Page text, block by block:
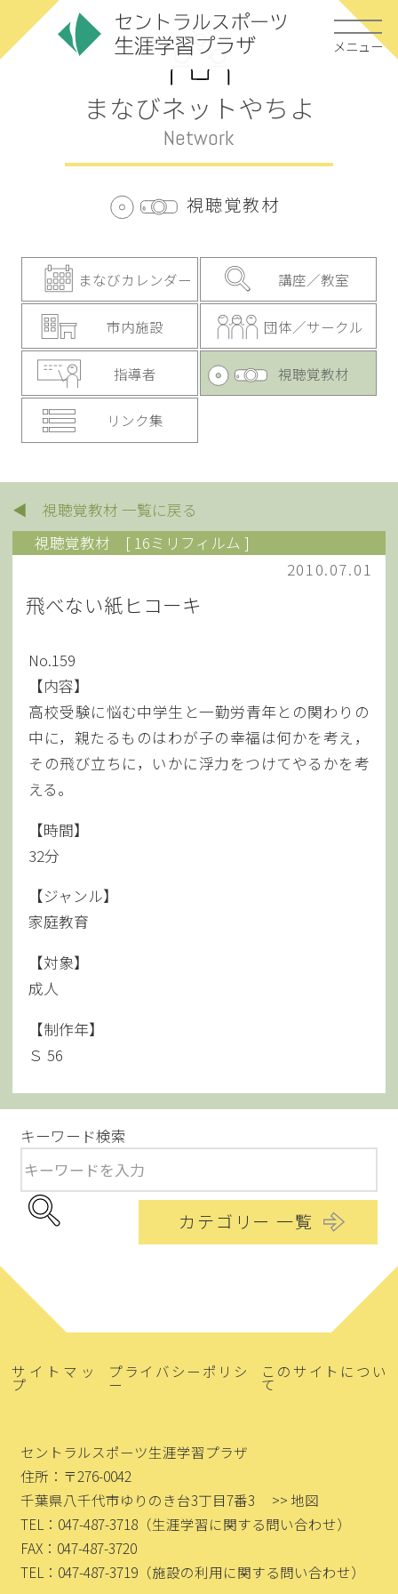
メニュー
まなびネットやちよ
Network
視聴覚教材
まなびカレンダー 講座／教室
市内施設 団体／サークル
指導者 視聴覚教材
リンク集
◀ 視聴覚教材 一覧に戻る
視聴覚教材
[ 16ミリフィルム ]
2010.07.01
飛べない紙ヒコーキ
No.159
【内容】
高校受験に悩む中学生と一勤労青年との関わりの
中に，親たるものはわが子の幸福は何かを考え，
その飛び立ちに，いかに浮力をつけてやるかを考
える。
【時間】
32分
【ジャンル】
家庭教育
【対象】
成人
【制作年】
Ｓ 56
キーワード検索
カテゴリー 一覧
サイトマッ
プ
プライバシーポリシ
ー
このサイトについ
て
セントラルスポーツ生涯学習プラザ
住所：〒276-0042
千葉県八千代市ゆりのき台3丁目7番3
>> 地図
TEL：047-487-3718 （生涯学習に関する問い合わせ）
FAX：047-487-3720
TEL：047-487-3719 （施設の利用に関する問い合わせ）